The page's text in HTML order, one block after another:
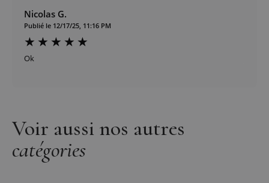
Nicolas G.
Publié le 12/17/25, 11:16 PM
Ok
Voir aussi nos autres
catégories